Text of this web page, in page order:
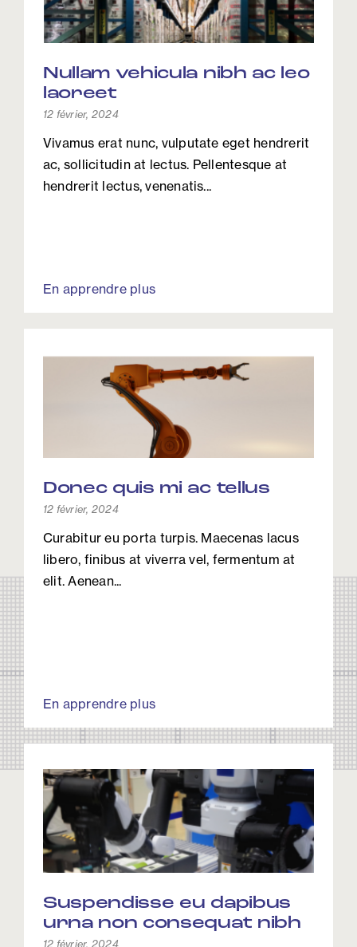
Nullam vehicula nibh ac leo
laoreet
12 février, 2024
Vivamus erat nunc, vulputate eget hendrerit
ac, sollicitudin at lectus. Pellentesque at
hendrerit lectus, venenatis...
En apprendre plus
Donec quis mi ac tellus
12 février, 2024
Curabitur eu porta turpis. Maecenas lacus
libero, finibus at viverra vel, fermentum at
elit. Aenean...
En apprendre plus
Suspendisse eu dapibus
urna non consequat nibh
12 février, 2024